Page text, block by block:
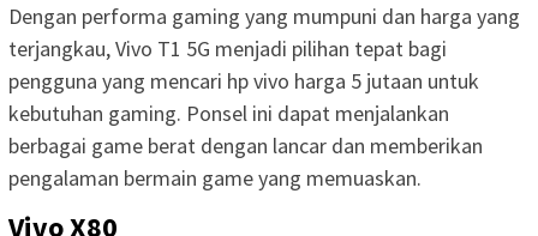
Dengan performa gaming yang mumpuni dan harga yang
terjangkau, Vivo T1 5G menjadi pilihan tepat bagi
pengguna yang mencari hp vivo harga 5 jutaan untuk
kebutuhan gaming. Ponsel ini dapat menjalankan
berbagai game berat dengan lancar dan memberikan
pengalaman bermain game yang memuaskan.
Vivo X80